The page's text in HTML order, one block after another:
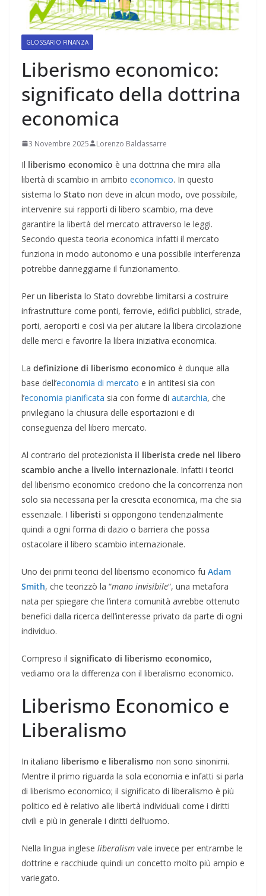
GLOSSARIO FINANZA
Liberismo economico:
significato della dottrina
economica
3 Novembre 2025 Lorenzo Baldassarre
Il liberismo economico è una dottrina che mira alla
libertà di scambio in ambito economico. In questo
sistema lo Stato non deve in alcun modo, ove possibile,
intervenire sui rapporti di libero scambio, ma deve
garantire la libertà del mercato attraverso le leggi.
Secondo questa teoria economica infatti il mercato
funziona in modo autonomo e una possibile interferenza
potrebbe danneggiarne il funzionamento.
Per un liberista lo Stato dovrebbe limitarsi a costruire
infrastrutture come ponti, ferrovie, edifici pubblici, strade,
porti, aeroporti e così via per aiutare la libera circolazione
delle merci e favorire la libera iniziativa economica.
La definizione di liberismo economico è dunque alla
base dell’economia di mercato e in antitesi sia con
l’economia pianificata sia con forme di autarchia, che
privilegiano la chiusura delle esportazioni e di
conseguenza del libero mercato.
Al contrario del protezionista il liberista crede nel libero
scambio anche a livello internazionale. Infatti i teorici
del liberismo economico credono che la concorrenza non
solo sia necessaria per la crescita economica, ma che sia
essenziale. I liberisti si oppongono tendenzialmente
quindi a ogni forma di dazio o barriera che possa
ostacolare il libero scambio internazionale.
Uno dei primi teorici del liberismo economico fu Adam
Smith, che teorizzò la “mano invisibile“, una metafora
nata per spiegare che l’intera comunità avrebbe ottenuto
benefici dalla ricerca dell’interesse privato da parte di ogni
individuo.
Compreso il significato di liberismo economico,
vediamo ora la differenza con il liberalismo economico.
Liberismo Economico e
Liberalismo
In italiano liberismo e liberalismo non sono sinonimi.
Mentre il primo riguarda la sola economia e infatti si parla
di liberismo economico; il significato di liberalismo è più
politico ed è relativo alle libertà individuali come i diritti
civili e più in generale i diritti dell’uomo.
Nella lingua inglese liberalism vale invece per entrambe le
dottrine e racchiude quindi un concetto molto più ampio e
variegato.